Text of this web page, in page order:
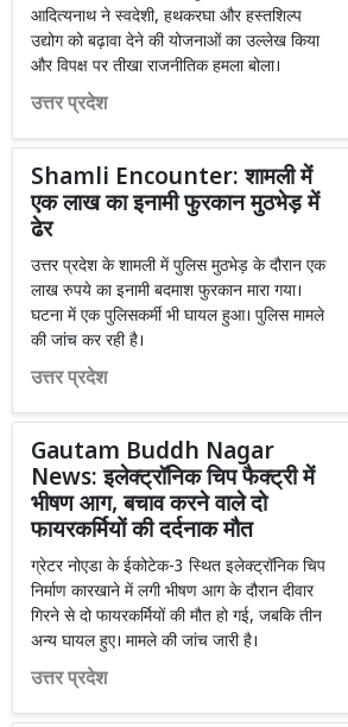
आदित्यनाथ ने स्वदेशी, हथकरघा और हस्तशिल्प
उद्योग को बढ़ावा देने की योजनाओं का उल्लेख किया
और विपक्ष पर तीखा राजनीतिक हमला बोला।
उत्तर प्रदेश
Shamli Encounter: शामली में
एक लाख का इनामी फुरकान मुठभेड़ में
ढेर
उत्तर प्रदेश के शामली में पुलिस मुठभेड़ के दौरान एक
लाख रुपये का इनामी बदमाश फुरकान मारा गया।
घटना में एक पुलिसकर्मी भी घायल हुआ। पुलिस मामले
की जांच कर रही है।
उत्तर प्रदेश
Gautam Buddh Nagar
News: इलेक्ट्रॉनिक चिप फैक्ट्री में
भीषण आग, बचाव करने वाले दो
फायरकर्मियों की दर्दनाक मौत
ग्रेटर नोएडा के ईकोटेक-3 स्थित इलेक्ट्रॉनिक चिप
निर्माण कारखाने में लगी भीषण आग के दौरान दीवार
गिरने से दो फायरकर्मियों की मौत हो गई, जबकि तीन
अन्य घायल हुए। मामले की जांच जारी है।
उत्तर प्रदेश